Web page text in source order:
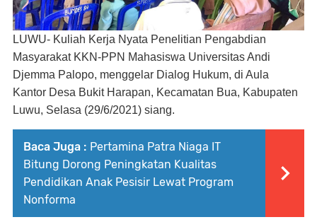
LUWU- Kuliah Kerja Nyata Penelitian Pengabdian
Masyarakat KKN-PPN Mahasiswa Universitas Andi
Djemma Palopo, menggelar Dialog Hukum, di Aula
Kantor Desa Bukit Harapan, Kecamatan Bua, Kabupaten
Luwu, Selasa (29/6/2021) siang.
Baca Juga : Pertamina Patra Niaga IT
Bitung Dorong Peningkatan Kualitas
Pendidikan Anak Pesisir Lewat Program
Nonforma